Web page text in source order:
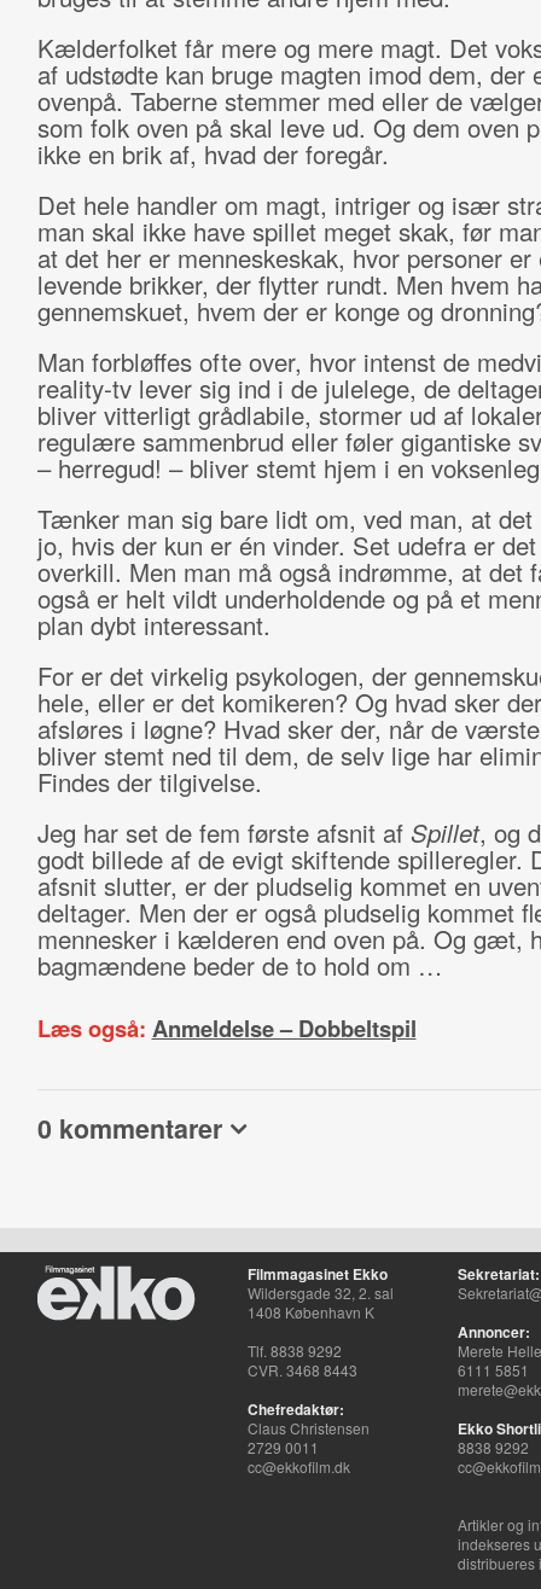
Kælderfolket får mere og mere magt. Det
af udstødte kan bruge magten imod dem, der
ovenpå. Taberne stemmer med eller de
som folk oven på skal leve ud. Og dem oven
ikke en brik af, hvad der foregår.
Det hele handler om magt, intriger og især
man skal ikke have spillet meget skak, før
at det her er menneskeskak, hvor personer er
levende brikker, der flytter rundt. Men hvem
gennemskuet, hvem der er konge og
Man forbløffes ofte over, hvor intenst de
reality-tv lever sig ind i de julelege, de
bliver vitterligt grådlabile, stormer ud af
regulære sammenbrud eller føler gigantiske
– herregud! – bliver stemt hjem i en
Tænker man sig bare lidt om, ved man, at det
jo, hvis der kun er én vinder. Set udefra er
overkill. Men man må også indrømme, at det
også er helt vildt underholdende og på et
plan dybt interessant.
For er det virkelig psykologen, der
hele, eller er det komikeren? Og hvad sker
afsløres i løgne? Hvad sker der, når de
bliver stemt ned til dem, de selv lige har
Findes der tilgivelse.
Jeg har set de fem første afsnit af Spillet, og
godt billede af de evigt skiftende spilleregler.
afsnit slutter, er der pludselig kommet en
deltager. Men der er også pludselig kommet
mennesker i kælderen end oven på. Og gæt,
bagmændene beder de to hold om …
Læs også: Anmeldelse – Dobbeltspil
0 kommentarer
Filmmagasinet Ekko
Wildersgade 32, 2. sal
1408 København K
Tlf. 8838 9292
CVR. 3468 8443
Chefredaktør:
Claus Christensen
2729 0011
cc@ekkofilm.dk
Sekretariat:
Annoncer:
Merete
6111 5851
Ekko
8838 9292
Artikler og
indekseres
distribueres